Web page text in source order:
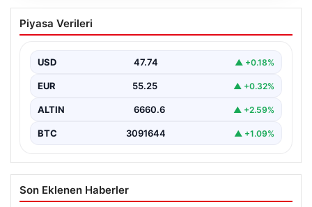
Süreç yasası teklifi tamamlandı. İşte
madde madde kanun teklifi ve
Piyasa Verileri
USD 47.74 ▲ +0.18%
EUR 55.25 ▲ +0.32%
ALTIN 6660.6 ▲ +2.59%
BTC 3091644 ▲ +1.09%
Son Eklenen Haberler